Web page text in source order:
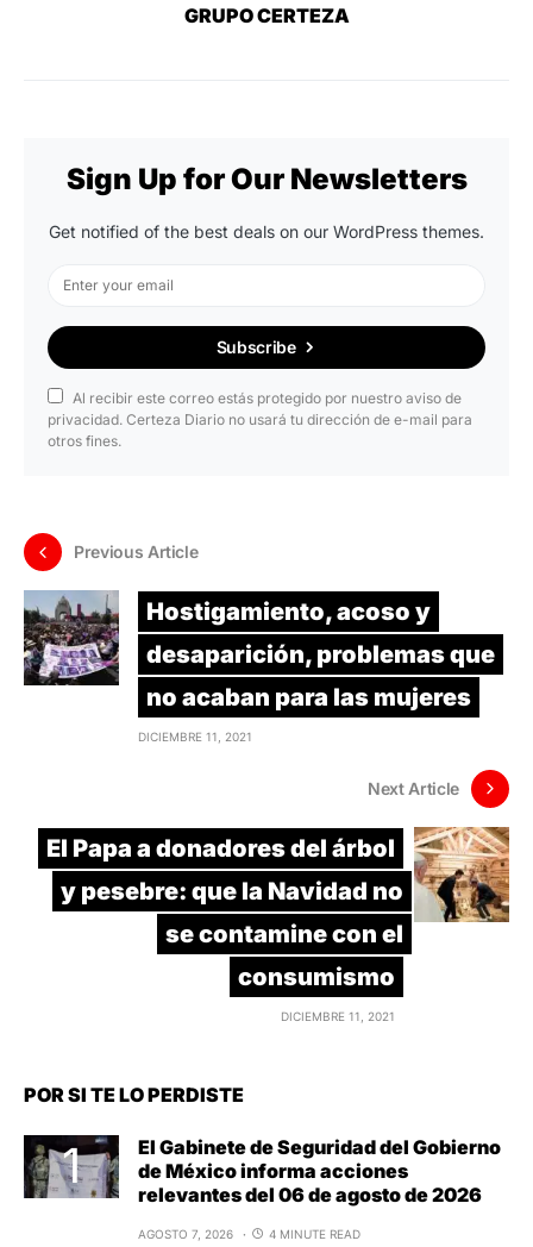
GRUPO CERTEZA
Sign Up for Our Newsletters
Get notified of the best deals on our WordPress themes.
Subscribe
Al recibir este correo estás protegido por nuestro aviso de
privacidad. Certeza Diario no usará tu dirección de e-mail para
otros fines.
Previous Article
Hostigamiento, acoso y
desaparición, problemas que
no acaban para las mujeres
DICIEMBRE 11, 2021
Next Article
El Papa a donadores del árbol
y pesebre: que la Navidad no
se contamine con el
consumismo
DICIEMBRE 11, 2021
POR SI TE LO PERDISTE
El Gabinete de Seguridad del Gobierno
de México informa acciones
relevantes del 06 de agosto de 2026
AGOSTO 7, 2026 4 MINUTE READ